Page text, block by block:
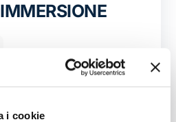
i cookie
serve per fare sub?
lavare l’attrezzatura